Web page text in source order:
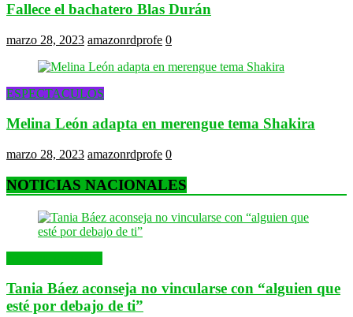
Fallece el bachatero Blas Durán
marzo 28, 2023 amazonrdprofe 0
ESPECTACULOS
Melina León adapta en merengue tema Shakira
marzo 28, 2023 amazonrdprofe 0
NOTICIAS NACIONALES
Tania Báez aconseja no vincularse con “alguien que
esté por debajo de ti”